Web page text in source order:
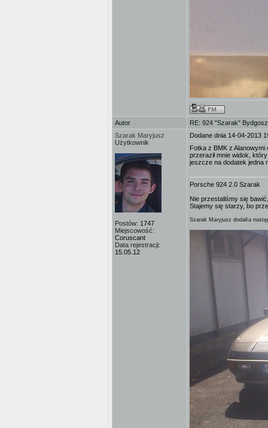
Autor
RE: 924 "Szarak"
Szarak Maryjusz
Użytkownik
Postów: 1747
Miejscowość:
Coruscant
Data rejestracji:
15.05.12
Dodane dnia 14-04-2013
Fotka z BMK z
przeraził mnie widok,
jeszcze na dodatek jedna
Porsche 924 2.0 Szarak
Nie przestaliśmy się
Stajemy się starzy, bo
Szarak Maryjusz dodał/a